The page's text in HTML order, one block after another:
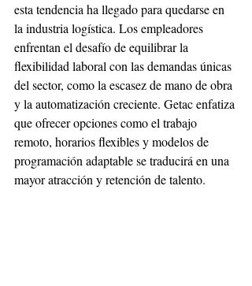
esta tendencia ha llegado para quedarse en
la industria logística. Los empleadores
enfrentan el desafío de equilibrar la
flexibilidad laboral con las demandas únicas
del sector, como la escasez de mano de obra
y la automatización creciente. Getac enfatiza
que ofrecer opciones como el trabajo
remoto, horarios flexibles y modelos de
programación adaptable se traducirá en una
mayor atracción y retención de talento.